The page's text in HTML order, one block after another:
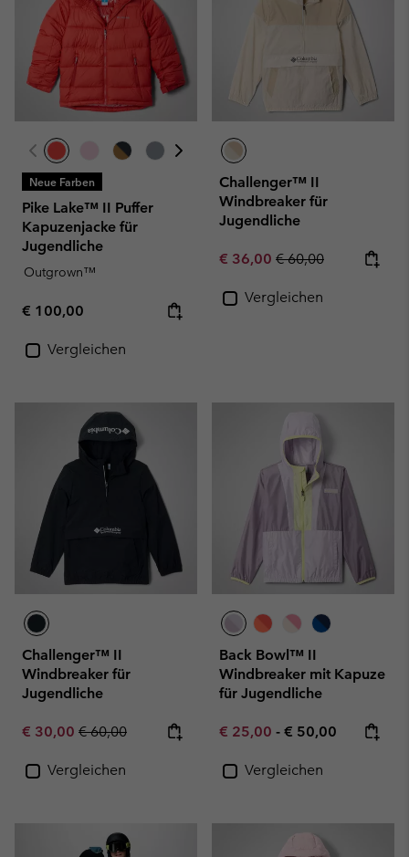
Neue Farben
Pike Lake™ II Puffer
Kapuzenjacke für
Jugendliche
Outgrown™
Regular price:
€ 100,00
Vergleichen
Challenger™ II
Windbreaker für
Jugendliche
Sale price:
€ 36,00 Regular price:
€ 60,00
Vergleichen
Challenger™ II
Windbreaker für
Jugendliche
Sale price:
€ 30,00 Regular price:
€ 60,00
Vergleichen
Back Bowl™ II
Windbreaker mit Kapuze
für Jugendliche
Minimum sale price:
€ 25,00 - Maximum price:
€ 50,00
Vergleichen